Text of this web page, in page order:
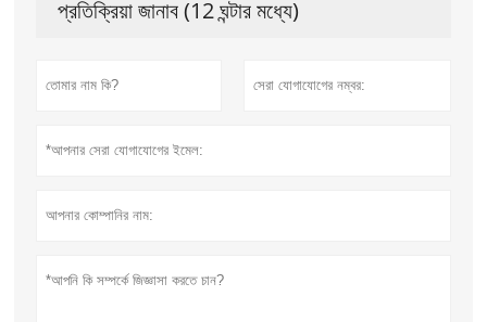
প্রতিক্রিয়া জানাব (12 ঘন্টার মধ্যে)